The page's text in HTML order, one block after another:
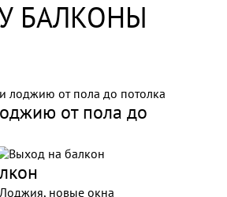
БАЛКОНЫ
от пола до